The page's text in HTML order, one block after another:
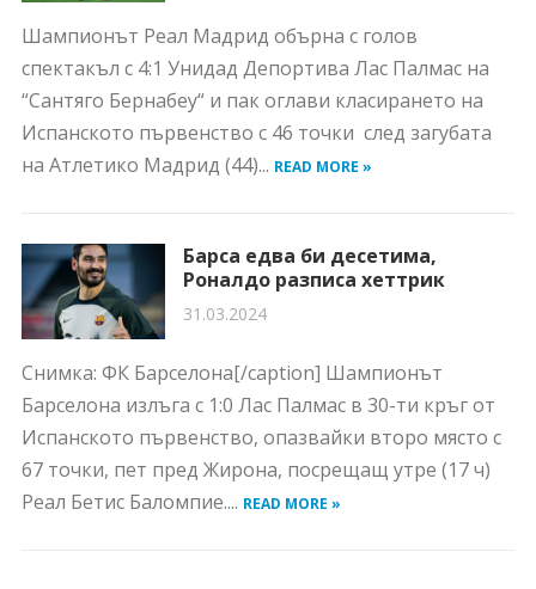
Шампионът Реал Мадрид обърна с голов
спектакъл с 4:1 Унидад Депортива Лас Палмас на
“Сантяго Бернабеу“ и пак оглави класирането на
Испанското първенство с 46 точки след загубата
на Атлетико Мадрид (44)... READ MORE »
Барса едва би десетима,
Роналдо разписа хеттрик
31.03.2024
Снимка: ФК Барселона[/caption] Шампионът
Барселона излъга с 1:0 Лас Палмас в 30-ти кръг от
Испанското първенство, опазвайки второ място с
67 точки, пет пред Жирона, посрещащ утре (17 ч)
Реал Бетис Баломпие.... READ MORE »